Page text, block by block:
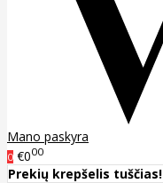
Mano paskyra
0 €000
Prekių krepšelis tuščias!